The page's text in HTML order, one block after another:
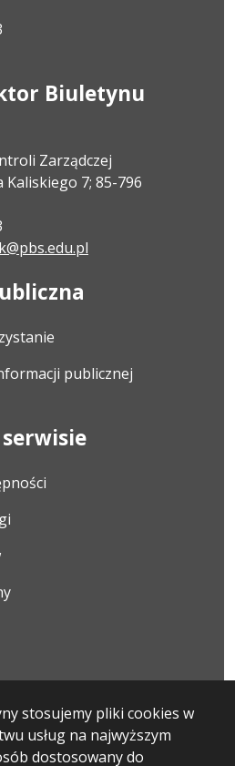
stosujemy pliki cookies w
usług na najwyższym
dostosowany do
Biuletynu
Zarządczej
Kaliskiego 7; 85-796
publicznej